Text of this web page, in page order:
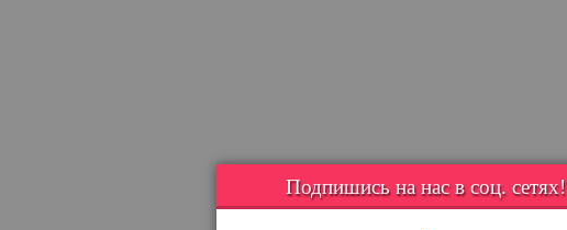
Подпишись на нас в соц. сетях!